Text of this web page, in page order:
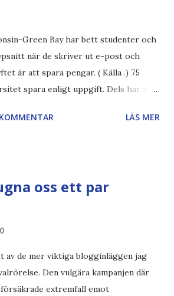
Green Bay har bett studenter och
när de skriver ut e-post och
är att spara pengar. ( Källa .) 75
spara enligt uppgift. Dels har iofs
jag om de 30% besparingar -
Läs även andra bloggares
, besparingar , Ecofont ,
LÄS MER
oss ett par
av de mer viktiga blogginläggen jag
Den vulgära kampanjen där
extremfall emot